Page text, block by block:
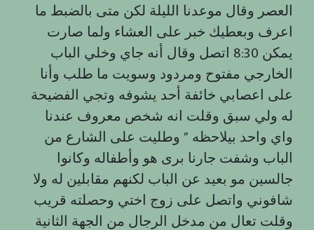
العصر وقال موعدنا الليلة لكن متى بالضبط ما
اعرف وبعطيك خبر على العشاء ولما صارت
يمكن 8:30 اتصل وقال أنه جاي وخلي الباب
الخارجي مفتوح ومردود وسويت ما طلب وأنا
على اعصابي خائفة أحد يشوفه وتجي الفضيحة
له ولي سبق وقلت انه شخص معروف عندنا
واي واحد بيلاحظه ” وطليت على الشارع من
الباب وشفت جارنا برى هو وأطفاله وكانوا
جالسين مو بعيد عن الباب لكنهم مقابلين له ولا
شافوني واتصل على زوج اختي وحصلته قريب
وقلت تعال من مدخل الرجال من الجهة الثانية